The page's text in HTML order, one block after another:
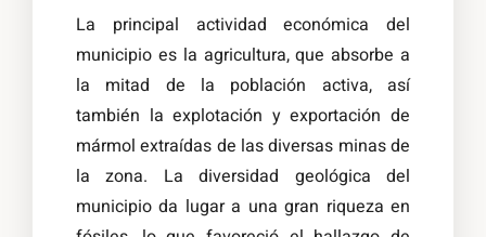
La principal actividad económica del
municipio es la agricultura, que absorbe a
la mitad de la población activa, así
también la explotación y exportación de
mármol extraídas de las diversas minas de
la zona. La diversidad geológica del
municipio da lugar a una gran riqueza en